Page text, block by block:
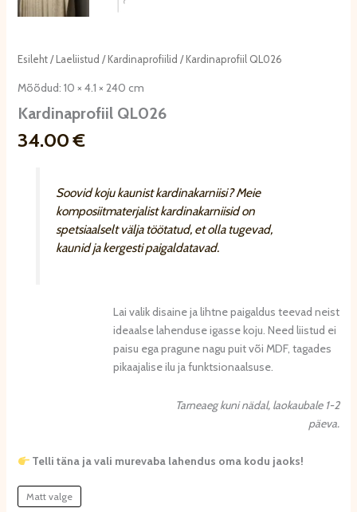
Esileht/Laeliistud /Kardinaprofiilid / Kardinaprofiil QL026
Mõõdud: 10 × 4.1 × 240 cm
Kardinaprofiil QL026
34.00€
Soovid koju kaunist kardinakarniisi? Meie
komposiitmaterjalist kardinakarniisid on
spetsiaalselt välja töötatud, et olla tugevad,
kaunid ja kergesti paigaldatavad.
Lai valik disaine ja lihtne paigaldus teevad neist
ideaalse lahenduse igasse koju. Need liistud ei
paisu ega pragune nagu puit või MDF, tagades
pikaajalise ilu ja funktsionaalsuse.
Tarneaeg kuni nädal, laokaubale 1-2
päeva.
Telli täna ja vali murevaba lahendus oma kodu jaoks!
Matt valge